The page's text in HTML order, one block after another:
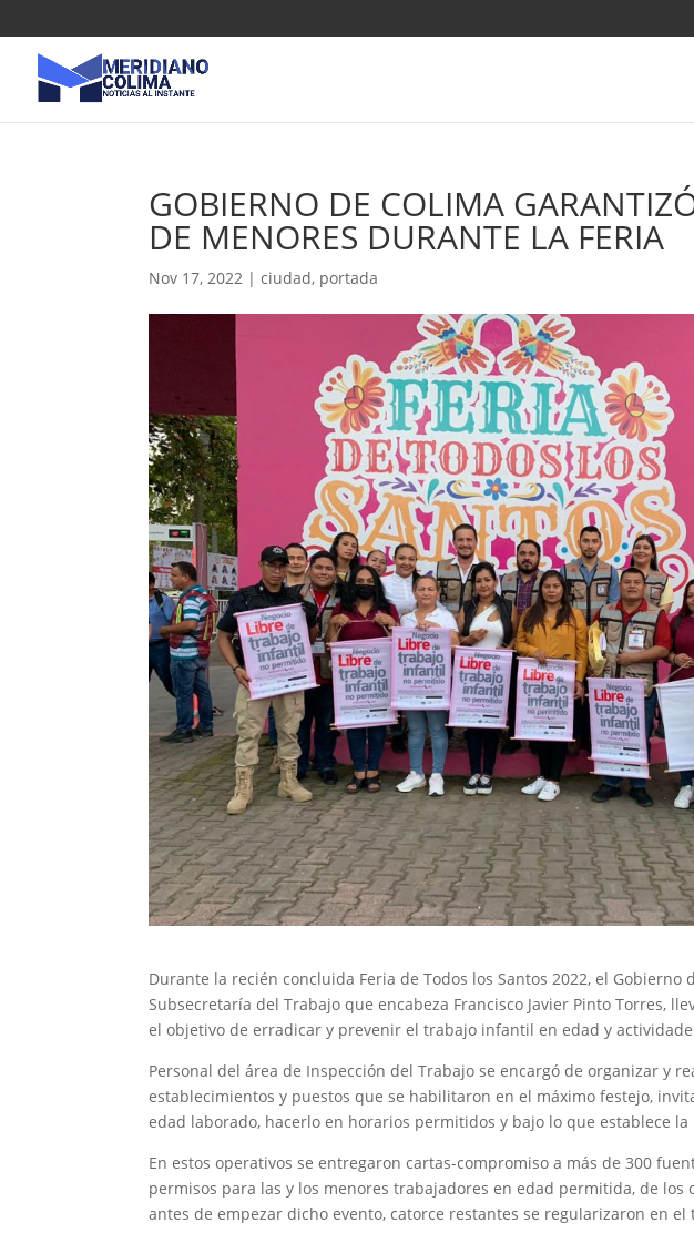
GOBIERNO DE COLIMA
DE MENORES DURANTE LA FERIA
Nov 17, 2022 |ciudad, portada
Durante la recién concluida Feria de Todos los Santos 2022, el Gobierno
Subsecretaría del Trabajo que encabeza Francisco Javier Pinto Torres,
el objetivo de erradicar y prevenir el trabajo infantil en edad y
Personal del área de Inspección del Trabajo se encargó de organizar y
establecimientos y puestos que se habilitaron en el máximo festejo,
edad laborado, hacerlo en horarios permitidos y bajo lo que establece la
En estos operativos se entregaron cartas-compromiso a más de 300
permisos para las y los menores trabajadores en edad permitida, de los
antes de empezar dicho evento, catorce restantes se regularizaron en el